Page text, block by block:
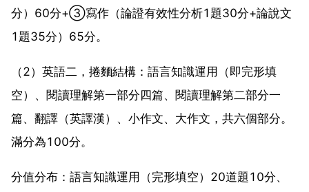
分）60分+③寫作（論證有效性分析1題30分+論說文
1題35分）65分。
（2）英語二，捲麵結構：語言知識運用（即完形填
空）、閱讀理解第一部分四篇、閱讀理解第二部分一
篇、翻譯（英譯漢）、小作文、大作文，共六個部分。
滿分為100分。
分值分布：語言知識運用（完形填空）20道題10分、